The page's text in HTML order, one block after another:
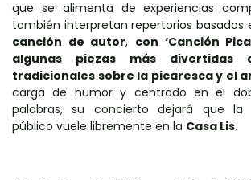
que se alimenta de experiencias
también interpretan repertorios basados
canción de autor, con ‘Canción
algunas piezas más divertidas
tradicionales sobre la picaresca y el
carga de humor y centrado en el
palabras, su concierto dejará que la
público vuele libremente en la Casa Lis.